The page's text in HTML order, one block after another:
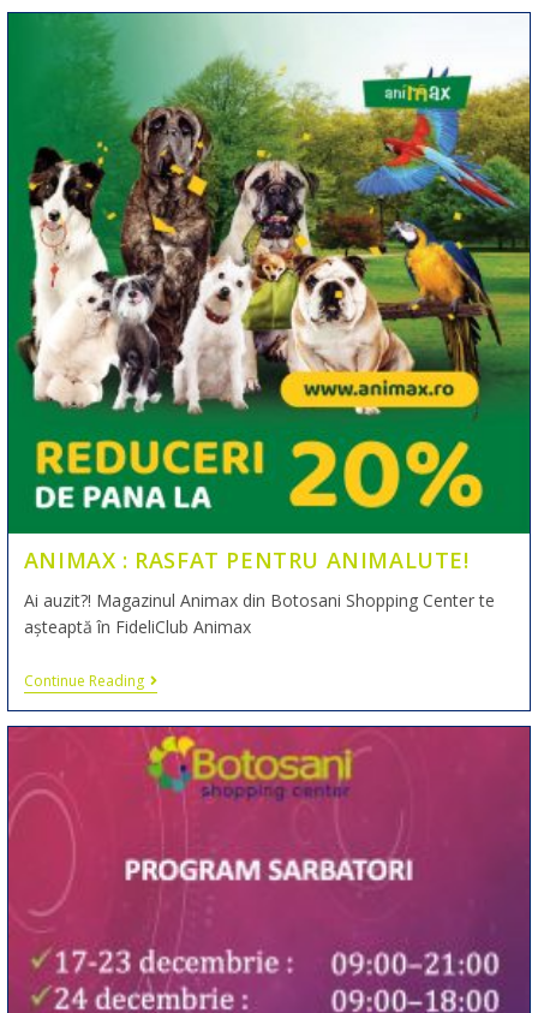
ANIMAX : RASFAT PENTRU ANIMALUTE!
Ai auzit?! Magazinul Animax din Botosani Shopping Center te
așteaptă în FideliClub Animax
Continue Reading